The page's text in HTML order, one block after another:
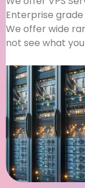
Enterprise
We offer wide
not see what